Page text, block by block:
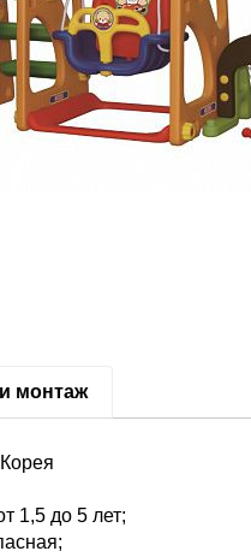
монтаж
1,5 до 5 лет;